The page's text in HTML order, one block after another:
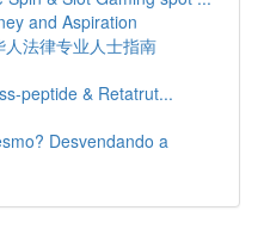
and Aspiration
法律专业人士指南
peptide & Retatrut...
Desvendando a